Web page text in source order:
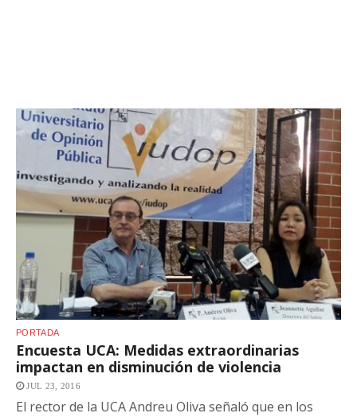
PORTADA
Encuesta UCA: Medidas extraordinarias
impactan en disminución de violencia
JUL 23, 2016
El rector de la UCA Andreu Oliva señaló que en los